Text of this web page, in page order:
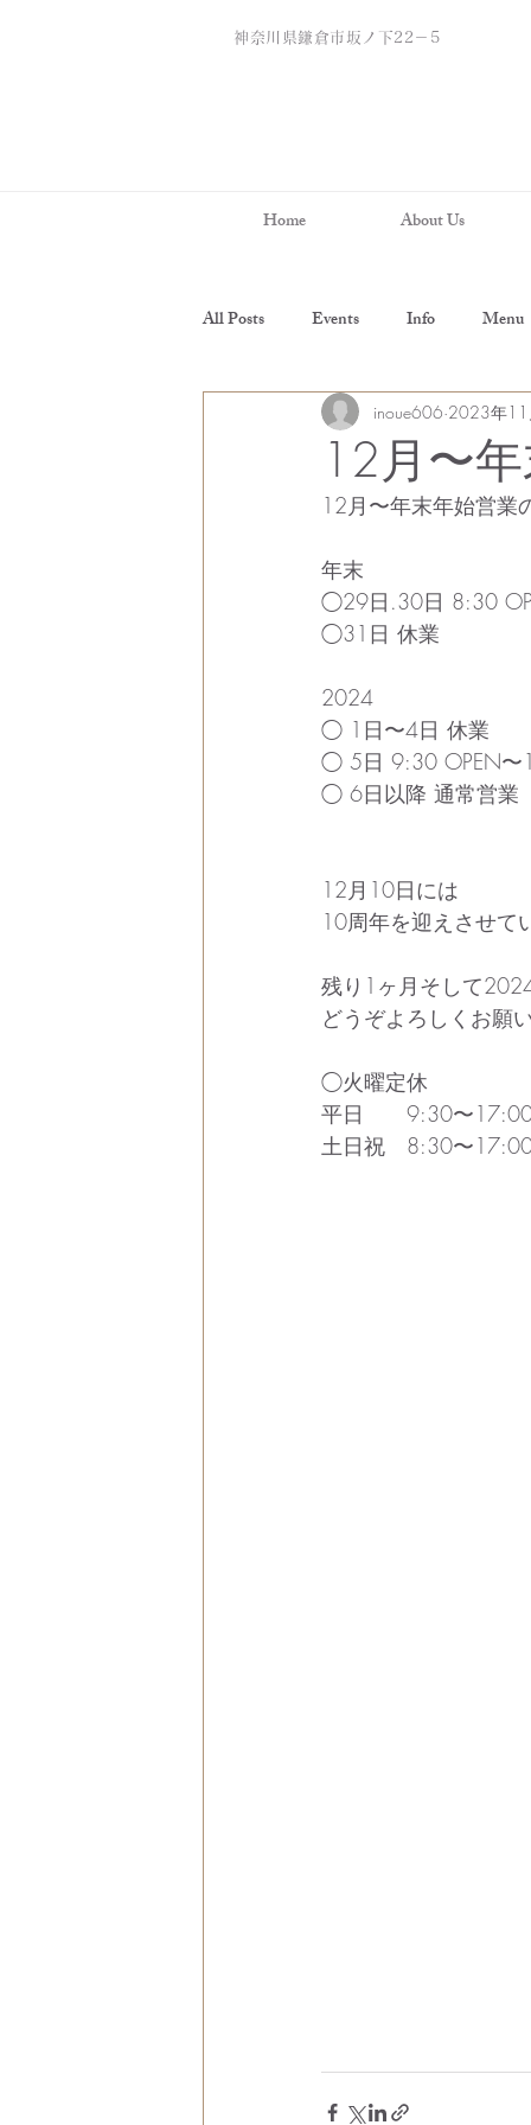
神奈川県鎌倉市坂ノ下22－5
Home About Us
All Posts Events Info Menu
12月〜
inoue606 2023年
12月〜年末年始営業
年末
◯29日.30日 8:30
◯31日 休業
2024
◯ 1日〜4日 休業
◯ 5日 9:30 OPEN〜
◯ 6日以降 通常営業
12月10日には
10周年を迎えさせて
残り1ヶ月そして
どうぞよろしくお願
◯火曜定休
平日　　9:30〜
土日祝　8:30〜